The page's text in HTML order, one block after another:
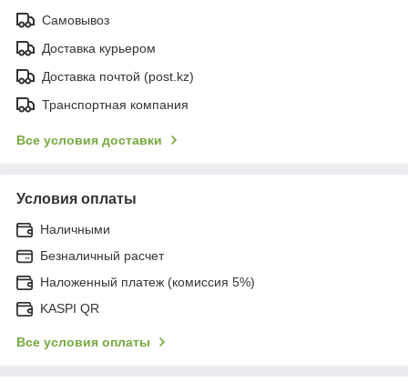
Самовывоз
Доставка курьером
Доставка почтой (post.kz)
Транспортная компания
Все условия доставки
Условия оплаты
Наличными
Безналичный расчет
Наложенный платеж (комиссия 5%)
KASPI QR
Все условия оплаты